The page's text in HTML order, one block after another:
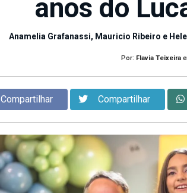
anos do
Anamelia Grafanassi, Mauricio Ribeiro e
Por: Flavia Teixeira
Compartilhar Compartilhar